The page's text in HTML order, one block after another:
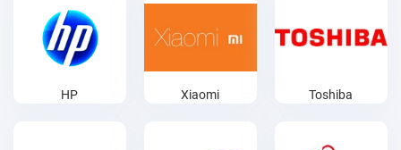
HP Xiaomi Toshiba